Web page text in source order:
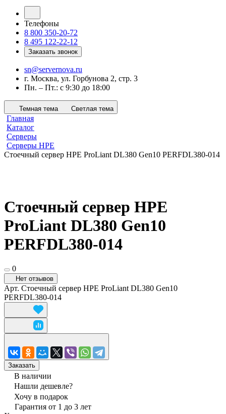
Телефоны
8 800 350-20-72
8 495 122-22-12
Заказать звонок
sn@servernova.ru
г. Москва, ул. Горбунова 2, стр. 3
Пн. – Пт.: с 9:30 до 18:00
Темная тема Светлая тема
Главная
Каталог
Серверы
Серверы HPE
Стоечный сервер HPE ProLiant DL380 Gen10 PERFDL380-014
Стоечный сервер HPE
ProLiant DL380 Gen10
PERFDL380-014
0
Нет отзывов
Арт. Стоечный сервер HPE ProLiant DL380 Gen10
PERFDL380-014
Заказать
В наличии
Нашли дешевле?
Хочу в подарок
Гарантия от 1 до 3 лет